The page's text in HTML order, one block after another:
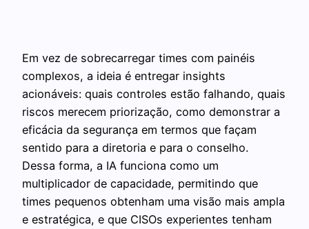
Em vez de sobrecarregar times com painéis
complexos, a ideia é entregar insights
acionáveis: quais controles estão falhando, quais
riscos merecem priorização, como demonstrar a
eficácia da segurança em termos que façam
sentido para a diretoria e para o conselho.
Dessa forma, a IA funciona como um
multiplicador de capacidade, permitindo que
times pequenos obtenham uma visão mais ampla
e estratégica, e que CISOs experientes tenham